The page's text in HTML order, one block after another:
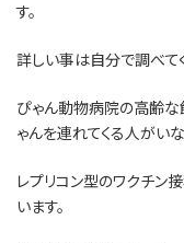
す。
詳しい事は自分で調べて
ぴゃん動物病院の高齢
ゃんを連れてくる人がい
レプリコン型のワクチン
います。